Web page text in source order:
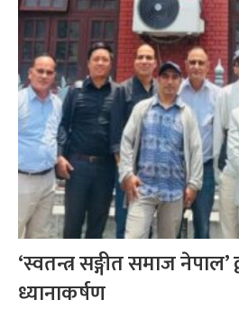
‘स्वतन्त्र सङ्गीत समाज नेपाल’
ध्यानाकर्षण